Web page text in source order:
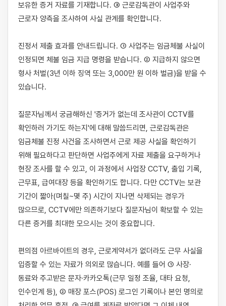
보유한 증거 자료를 기재합니다. ③ 근로감독관이 사업주와
근로자 양측을 조사하여 사실 관계를 확인합니다.
진정서 제출 효과를 안내드립니다. ① 사업주는 임금체불 사실이
인정되면 체불 임금 지급 명령을 받습니다. ② 지급하지 않으면
형사 처벌(3년 이하 징역 또는 3,000만 원 이하 벌금)을 받을 수
있습니다.
질문자님께서 궁금해하신 '증거가 없는데 조사관이 CCTV를
확인하러 가기도 하는지'에 대해 말씀드리면, 근로감독관은
임금체불 진정 사건을 조사하면서 근로 제공 사실을 확인하기
위해 필요하다고 판단하면 사업주에게 자료 제출을 요구하거나
현장 조사를 할 수 있고, 이 과정에서 사업장 CCTV, 출입 기록,
근무표, 급여대장 등을 확인하기도 합니다. 다만 CCTV는 보관
기간이 짧아(며칠~몇 주) 시간이 지나면 삭제되는 경우가
많으므로, CCTV에만 의존하기보다 질문자님이 확보할 수 있는
다른 증거를 최대한 모으시는 것이 중요합니다.
편의점 아르바이트의 경우, 근로계약서가 없더라도 근무 사실을
입증할 수 있는 자료가 의외로 많습니다. 예를 들어 ① 사장·
동료와 주고받은 문자·카카오톡(근무 일정 조율, 대타 요청,
인수인계 등), ② 매장 포스(POS) 로그인 기록이나 본인 명의로